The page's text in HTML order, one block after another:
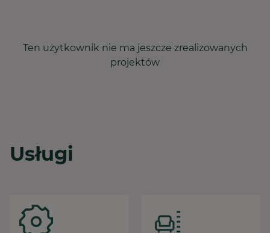
Ten użytkownik nie ma jeszcze zrealizowanych
projektów
Usługi